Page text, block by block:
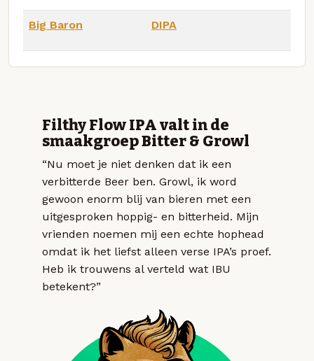
Big Baron DIPA
Filthy Flow IPA valt in de
smaakgroep Bitter & Growl
“Nu moet je niet denken dat ik een
verbitterde Beer ben. Growl, ik word
gewoon enorm blij van bieren met een
uitgesproken hoppig- en bitterheid. Mijn
vrienden noemen mij een echte hophead
omdat ik het liefst alleen verse IPA’s proef.
Heb ik trouwens al verteld wat IBU
betekent?”